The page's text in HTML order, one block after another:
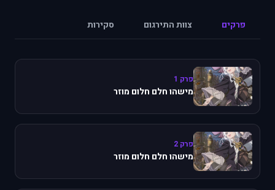
פרקים צוות התירגום סקירות
פרק 1
מישהו חלם חלום מוזר
פרק 2
מישהו חלם חלום מוזר